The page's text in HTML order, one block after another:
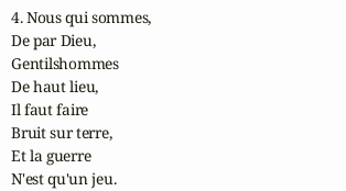
4. Nous qui sommes,
De par Dieu,
Gentilshommes
De haut lieu,
Il faut faire
Bruit sur terre,
Et la guerre
N'est qu'un jeu.